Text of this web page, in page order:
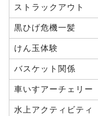
ストラックアウト
黒ひげ危機一髪
けん玉体験
バスケット関係
車いすアーチェリー
水上アクティビティ